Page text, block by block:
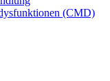
(CMD)